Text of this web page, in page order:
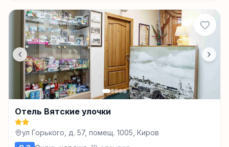
Отель Вятские улочки
ул Горького, д. 57, помещ. 1005, Киров